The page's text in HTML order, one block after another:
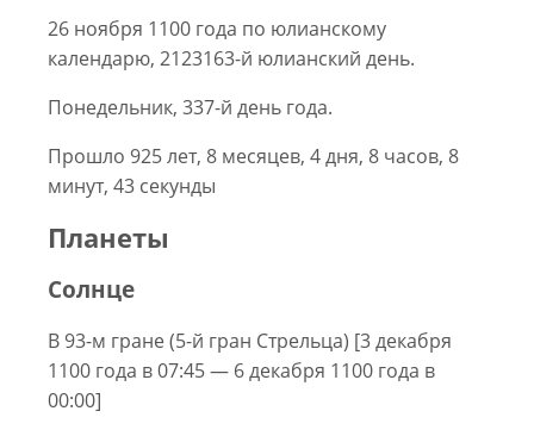
26 ноября 1100 года по юлианскому
календарю, 2123163-й юлианский день.
Понедельник, 337-й день года.
Прошло 925 лет, 8 месяцев, 4 дня, 8 часов, 8
минут, 43 секунды
Планеты
Солнце
В 93-м гране (5-й гран Стрельца) [3 декабря
1100 года в 07:45 — 6 декабря 1100 года в
00:00]